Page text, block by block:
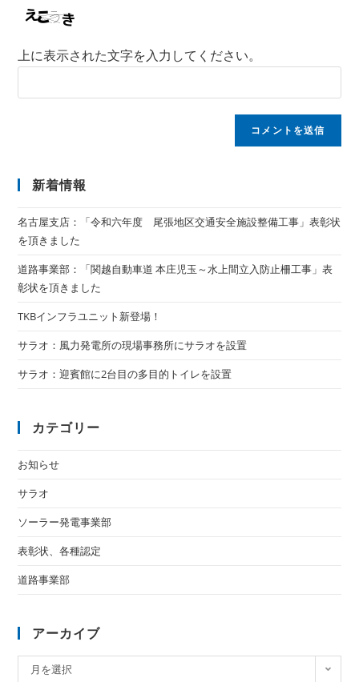
上に表示された文字を入力してください。
新着情報
名古屋支店：「令和六年度 尾張地区交通安全施設整備工事」表彰状
を頂きました
道路事業部：「関越自動車道 本庄児玉～水上間立入防止柵工事」表
彰状を頂きました
TKBインフラユニット新登場！
サラオ：風力発電所の現場事務所にサラオを設置
サラオ：迎賓館に2台目の多目的トイレを設置
カテゴリー
お知らせ
サラオ
ソーラー発電事業部
表彰状、各種認定
道路事業部
アーカイブ
月を選択